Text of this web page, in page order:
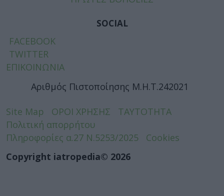
SOCIAL
FACEBOOK
TWITTER
ΕΠΙΚΟΙΝΩΝΙΑ
Αριθμός Πιστοποίησης Μ.Η.Τ.242021
Site Map ΟΡΟΙ ΧΡΗΣΗΣ
ΤΑΥΤΟΤΗΤΑ
Πολιτική απορρήτου
Πληροφορίες α.27 Ν.5253/2025
Cookies
Copyright iatropedia© 2026